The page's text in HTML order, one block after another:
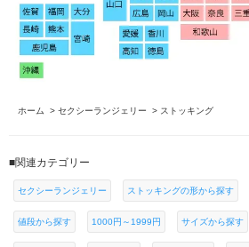
ホーム > セクシーランジェリー > ストッキング
■関連カテゴリー
セクシーランジェリー ストッキングの形から探す
値段から探す 1000円～1999円 サイズから探す